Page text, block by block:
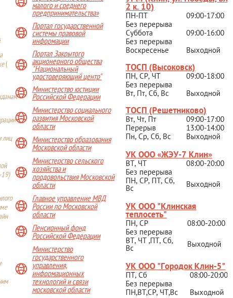
(
лиц
19)
малого и среднего
предпринимательства»
Портал государственной
системы правовой
информации
Портал Закрытого
акционерного общества
"Национальный
удостоверяющий центр"
Министерство юстиции
Российской Федерации
Министерство социального
развития Московской
области
Министерство образования
Московской области
Министерство сельского
хозяйства и
продовольствия Московской
области
Главное управление МВД
России по Московской
области
Пенсионный фонд
Российской Федерации
Министерство
государственного
управления,
информационных
технологий и связи
московской области
2 к. 10)
ПН-ПТ
09:00-17:00
Без перерыва
Суббота
09:00-16:00
Без перерыва
Воскресенье
Выходной
ТОСП (Высоковск)
ПН, СР, ЧТ
09:00-18:00
Без перерыва
Вт, Пт, Сб, Вс
Выходной
ТОСП (Решетниково)
Вт, Чт, Пт
09:00-17:00
Перерыв
13:00-14:00
Пн, Ср, Сб, Вс
Выходной
УК ООО «ЖЭУ-7 Клин»
ВТ, ЧТ
08:00-20:00
Без перерыва
ПН, СР, ПТ, Сб,
Вс Выходной
УК ООО "Клинская
теплосеть"
ПН, СР
08:00-20:00
Без перерыва
ВТ, ЧТ ,ПТ, Сб,
Вс Выходной
УК ООО "Городок Клин-5"
ПТ, Сб
08:00-20:00
Без перерыва
ПН,ВТ,СР, ЧТ,Вс Выходной